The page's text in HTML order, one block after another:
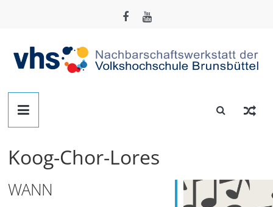
Nachbarschafts-
Werkstatt
Brunsbüttel
Der
Koog-Chor-Lores
WANN